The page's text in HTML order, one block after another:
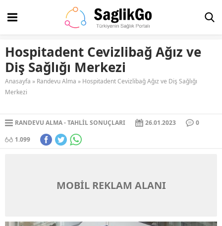
Hospitadent Cevizlibağ Ağız ve
Diş Sağlığı Merkezi
Anasayfa » Randevu Alma » Hospitadent Cevizlibağ Ağız ve Diş Sağlığı
Merkezi
RANDEVU ALMA TAHLIL SONUÇLARI 26.01.2023
0
1.099
MOBİL REKLAM ALANI